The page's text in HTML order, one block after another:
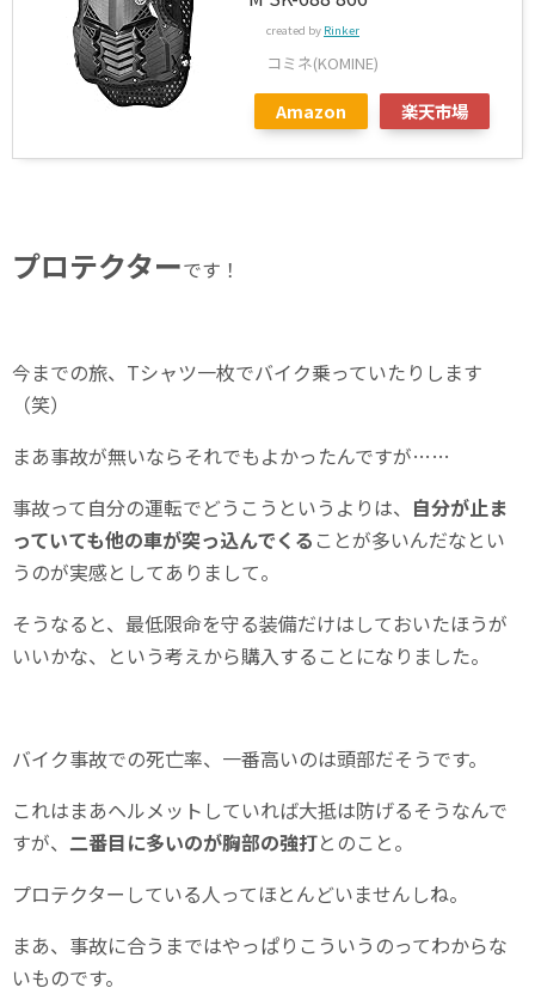
created by Rinker
コミネ(KOMINE)
Amazon 楽天市場
プロテクターです！
今までの旅、Tシャツ一枚でバイク乗っていたりします
（笑）
まあ事故が無いならそれでもよかったんですが……
事故って自分の運転でどうこうというよりは、 自分が止ま
っていても他の車が突っ込んでくる ことが多いんだなとい
うのが実感としてありまして。
そうなると、最低限命を守る装備だけはしておいたほうが
いいかな、という考えから購入することになりました。
バイク事故での死亡率、一番高いのは頭部だそうです。
これはまあヘルメットしていれば大抵は防げるそうなんで
すが、 二番目に多いのが胸部の強打とのこと。
プロテクターしている人ってほとんどいませんしね。
まあ、事故に合うまではやっぱりこういうのってわからな
いものです。